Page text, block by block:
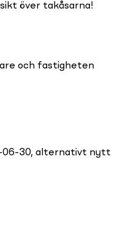
över takåsarna!
och fastigheten
06-30, alternativt nytt